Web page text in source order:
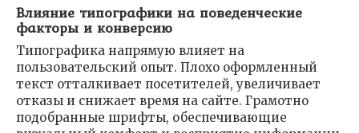
Влияние типографики на поведенческие
факторы и конверсию
Типографика напрямую влияет на
пользовательский опыт. Плохо оформленный
текст отталкивает посетителей, увеличивает
отказы и снижает время на сайте. Грамотно
подобранные шрифты, обеспечивающие